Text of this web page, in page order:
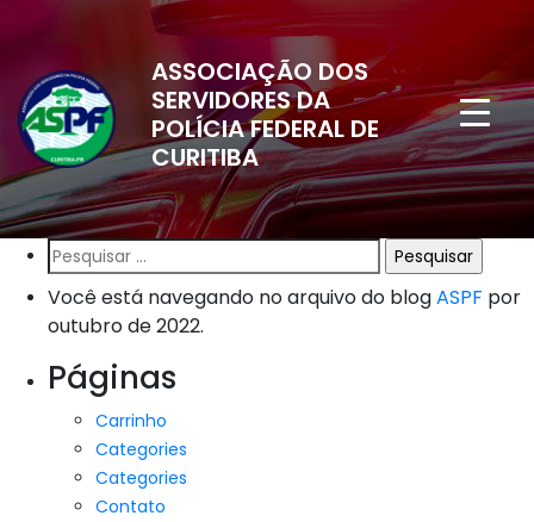
ASSOCIAÇÃO DOS
SERVIDORES DA
POLÍCIA FEDERAL DE
CURITIBA
Pesquisar
por:
Você está navegando no arquivo do blogASPF por
outubro de 2022.
Páginas
Carrinho
Categories
Categories
Contato